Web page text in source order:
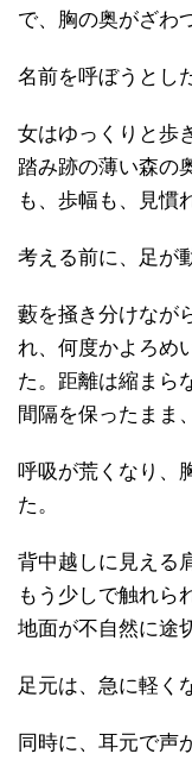
で、胸の奥がざわ
名前を呼ぼうとし
女はゆっくりと歩
踏み跡の薄い森の
も、歩幅も、見慣
考える前に、足が
藪を掻き分けなが
れ、何度かよろめ
た。距離は縮まら
間隔を保ったまま
呼吸が荒くなり、
た。
背中越しに見える
もう少しで触れら
地面が不自然に途
足元は、急に軽く
同時に、耳元で声